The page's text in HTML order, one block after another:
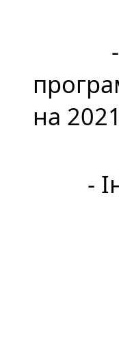
на
-